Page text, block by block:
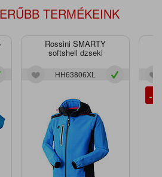
TERMÉKEINK
Rossini SMARTY
softshell dzseki
HH63806XL
-